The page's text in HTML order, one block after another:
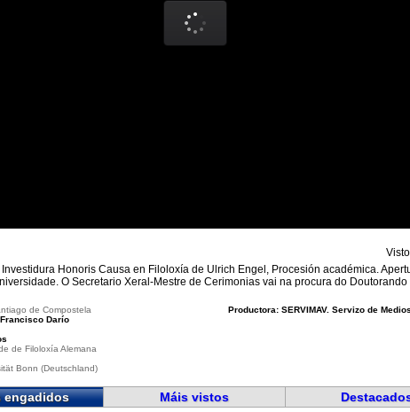
Investidura Honoris Causa en Filoloxía de Ulrich Engel, Procesión académica.
O Secretario Xeral-Mestre de Cerimonias vai na procura do Doutorando
Productora: SERVIMAV. Servizo de
de Compostela
Darío
de Filoloxía Alemana
Bonn (Deutschland)
engadidos Máis vistos